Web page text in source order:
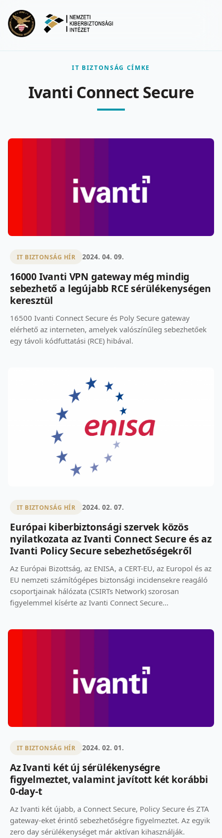
IT BIZTONSÁG CÍMKE
Ivanti Connect Secure
IT BIZTONSÁG HÍR 2024. 04. 09.
16000 Ivanti VPN gateway még mindig
sebezhető a legújabb RCE sérülékenységen
keresztül
16500 Ivanti Connect Secure és Poly Secure gateway
elérhető az interneten, amelyek valószínűleg sebezhetőek
egy távoli kódfuttatási (RCE) hibával.
IT BIZTONSÁG HÍR 2024. 02. 07.
Európai kiberbiztonsági szervek közös
nyilatkozata az Ivanti Connect Secure és az
Ivanti Policy Secure sebezhetőségekről
Az Európai Bizottság, az ENISA, a CERT-EU, az Europol és az
EU nemzeti számítógépes biztonsági incidensekre reagáló
csoportjainak hálózata (CSIRTs Network) szorosan
figyelemmel kísérte az Ivanti Connect Secure...
IT BIZTONSÁG HÍR 2024. 02. 01.
Az Ivanti két új sérülékenységre
figyelmeztet, valamint javított két korábbi
0-day-t
Az Ivanti két újabb, a Connect Secure, Policy Secure és ZTA
gateway-eket érintő sebezhetőségre figyelmeztet. Az egyik
zero day sérülékenységet már aktívan kihasználják.